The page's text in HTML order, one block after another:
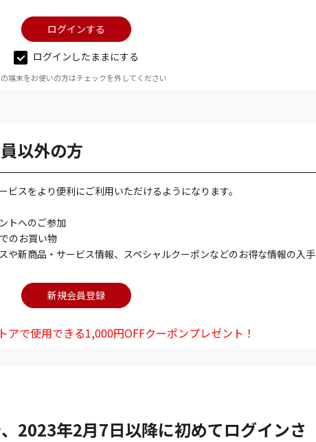
ログインしたままにする
端末をお使いの方はチェックを外してください
以外の方
スをより便利にご利用いただけるようになります。
トへのご参加
のお買い物
や新商品・サービス情報、スペシャルクーポンなどのお得な情報の入手
アで使用できる1,000円OFFクーポンプレゼント！
2023年2月7日以降に初めてログインさ